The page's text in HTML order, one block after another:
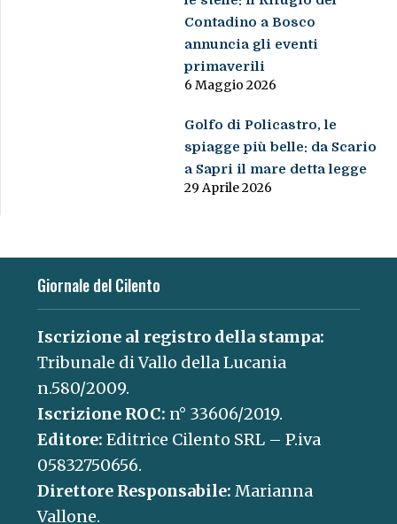
Contadino a Bosco
annuncia gli eventi
primaverili
6 Maggio 2026
Golfo di Policastro, le
spiagge più belle: da Scario
a Sapri il mare detta legge
29 Aprile 2026
Giornale del Cilento
Iscrizione al registro della stampa:
Tribunale di Vallo della Lucania
n.580/2009.
Iscrizione ROC: n° 33606/2019.
Editore: Editrice Cilento SRL – P.iva
05832750656.
Direttore Responsabile: Marianna
Vallone.